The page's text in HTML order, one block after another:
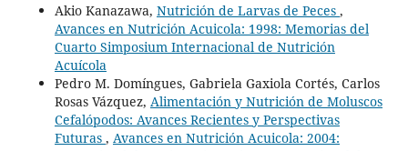
Akio Kanazawa, Nutrición de Larvas de Peces ,
Avances en Nutrición Acuicola: 1998: Memorias del
Cuarto Simposium Internacional de Nutrición
Acuícola
Pedro M. Domíngues, Gabriela Gaxiola Cortés, Carlos
Rosas Vázquez, Alimentación y Nutrición de Moluscos
Cefalópodos: Avances Recientes y Perspectivas
Futuras , Avances en Nutrición Acuicola: 2004: